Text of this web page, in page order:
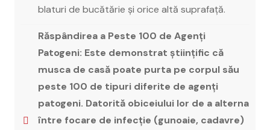
blaturi de bucătărie și orice altă suprafață.
Răspândirea a Peste 100 de Agenți
Patogeni: Este demonstrat științific că
musca de casă poate purta pe corpul său
peste 100 de tipuri diferite de agenți
patogeni. Datorită obiceiului lor de a alterna
între focare de infecție (gunoaie, cadavre)